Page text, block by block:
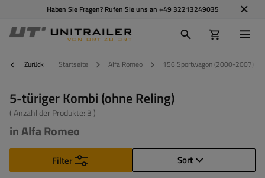
Haben Sie Fragen? Rufen Sie uns an +49 32213249035
Zurück Startseite Alfa Romeo 156 Sportwagon (2000-2007)
5-türiger Kombi (ohne Reling)
( Anzahl der Produkte: 3 )
in Alfa Romeo
Sort
Filter